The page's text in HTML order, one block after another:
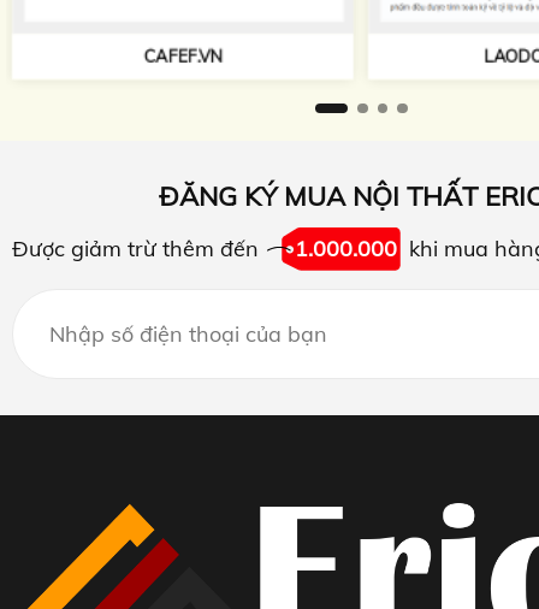
LAODONG.VN
ĐĂNG KÝ MUA NỘI THẤT
Được giảm trừ thêm đến 1.000.000 khi mua